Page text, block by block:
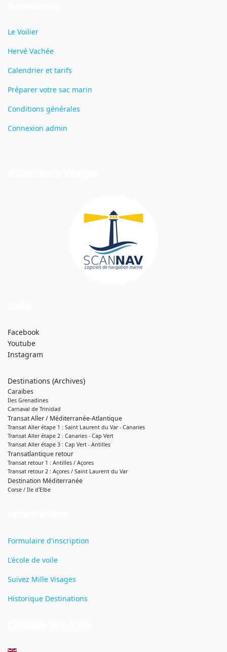
Le Voilier
Hervé Vachée
Calendrier et tarifs
Préparer votre sac marin
Conditions générales
Connexion admin
Facebook
Youtube
Instagram
Destinations (Archives)
Caraibes
Iles Grenadines
Carnaval de Trinidad
Transat Aller / Méditerranée-Atlantique
Transat Aller étape 1 : Saint Laurent du Var - Canaries
Transat Aller étape 2 : Canaries - Cap Vert
Transat Aller étape 3 : Cap Vert - Antilles
Transatlantique retour
Transat retour 1 : Antilles / Açores
Transat retour 2 : Açores / Saint Laurent du Var
Destination Méditerranée
Corse / Ile d'Elbe
Formulaire d'inscription
L'école de voile
Suivez Mille Visages
Historique Destinations
Sélectionnez votre langue